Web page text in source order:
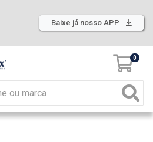
Baixe já nosso APP
0